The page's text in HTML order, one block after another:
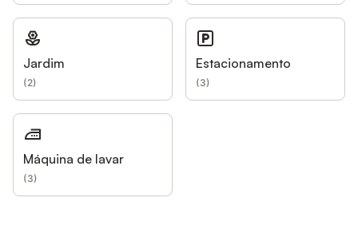
Jardim
(2)
Estacionamento
(3)
Máquina de lavar
(3)